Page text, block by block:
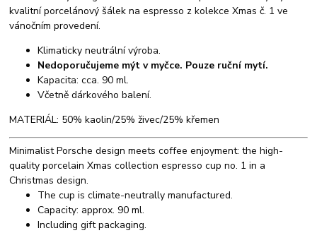
kvalitní porcelánový šálek na espresso z kolekce Xmas č. 1 ve
vánočním provedení.
Klimaticky neutrální výroba.
Nedoporučujeme mýt v myčce. Pouze ruční mytí.
Kapacita: cca. 90 ml.
Včetně dárkového balení.
MATERIÁL: 50% kaolin/25% živec/25% křemen
Minimalist Porsche design meets coffee enjoyment: the high-
quality porcelain Xmas collection espresso cup no. 1 in a
Christmas design.
The cup is climate-neutrally manufactured.
Capacity: approx. 90 ml.
Including gift packaging.